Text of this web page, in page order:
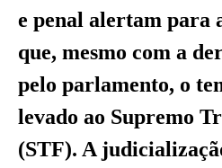
e penal alertam para
que, mesmo com a
pelo parlamento, o
levado ao Supremo
(STF). A